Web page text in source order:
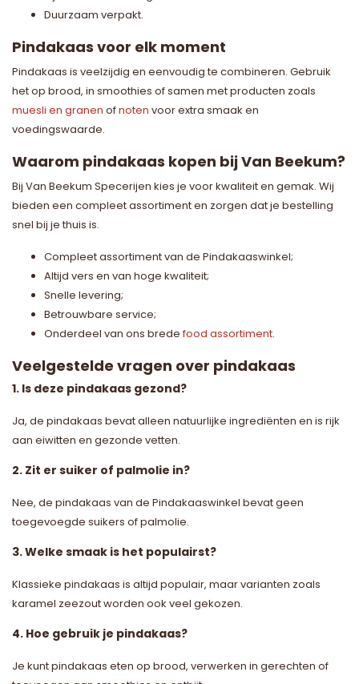
Duurzaam verpakt.
Pindakaas voor elk moment
Pindakaas is veelzijdig en eenvoudig te combineren. Gebruik
het op brood, in smoothies of samen met producten zoals
muesli en granen ofnoten voor extra smaak en
voedingswaarde.
Waarom pindakaas kopen bij Van Beekum?
Bij Van Beekum Specerijen kies je voor kwaliteit en gemak. Wij
bieden een compleet assortiment en zorgen dat je bestelling
snel bij je thuis is.
Compleet assortiment van de Pindakaaswinkel;
Altijd vers en van hoge kwaliteit;
Snelle levering;
Betrouwbare service;
Onderdeel van ons bredefood assortiment.
Veelgestelde vragen over pindakaas
1. Is deze pindakaas gezond?
Ja, de pindakaas bevat alleen natuurlijke ingrediënten en is rijk
aan eiwitten en gezonde vetten.
2. Zit er suiker of palmolie in?
Nee, de pindakaas van de Pindakaaswinkel bevat geen
toegevoegde suikers of palmolie.
3. Welke smaak is het populairst?
Klassieke pindakaas is altijd populair, maar varianten zoals
karamel zeezout worden ook veel gekozen.
4. Hoe gebruik je pindakaas?
Je kunt pindakaas eten op brood, verwerken in gerechten of